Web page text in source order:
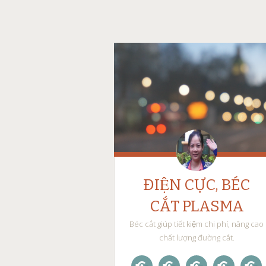
ĐIỆN CỰC, BÉC
CẮT PLASMA
Béc cắt giúp tiết kiệm chi phí, nâng cao
chất lượng đường cắt.